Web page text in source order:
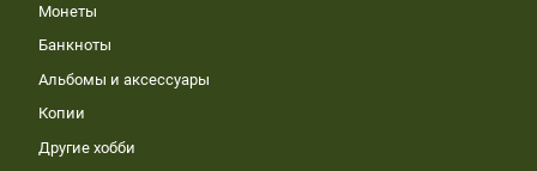
Монеты
Банкноты
Альбомы и аксессуары
Копии
Другие хобби